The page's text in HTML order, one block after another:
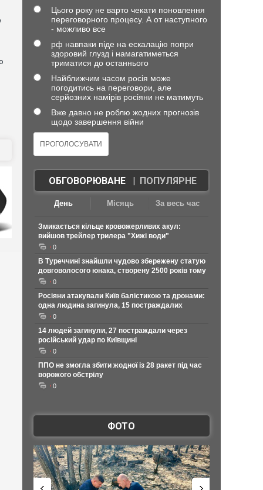
Цього року не варто чекати поновлення
переговорного процесу. А от наступного
- можливо все
рф навпаки піде на ескалацію попри
здоровий глузд і намагатиметься
триматися до останнього
Найближчим часом росія може
погодитись на переговори, але
серйозних намірів росіяни не матимуть
Вже давно не роблю жодних прогнозів
щодо завершення війни
ОБГОВОРЮВАНЕ| ПОПУЛЯРНЕ
День Місяць За весь час
Змикається кільце кровожерливих акул:
вийшов трейлер трилера "Хижі води"
0
В Туреччині знайшли чудово збережену статую
довговолосого юнака, створену 2500 років тому
0
Росіяни атакували Київ балістикою та дронами:
одна людина загинула, 15 постраждалих
0
14 людей загинули, 27 постраждали через
російський удар по Київщині
0
ППО не змогла збити жодної із 28 ракет під час
ворожого обстрілу
0
ФОТО